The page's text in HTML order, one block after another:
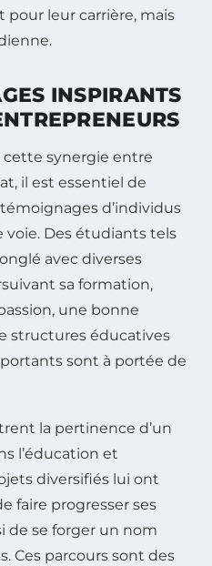
leur carrière, mais
INSPIRANTS
cette synergie entre
il est essentiel de
d’individus
Des étudiants tels
avec diverses
sa formation,
une bonne
structures éducatives
sont à portée de
la pertinence d’un
l’éducation et
diversifiés lui ont
faire progresser ses
de se forger un nom
Ces parcours sont des